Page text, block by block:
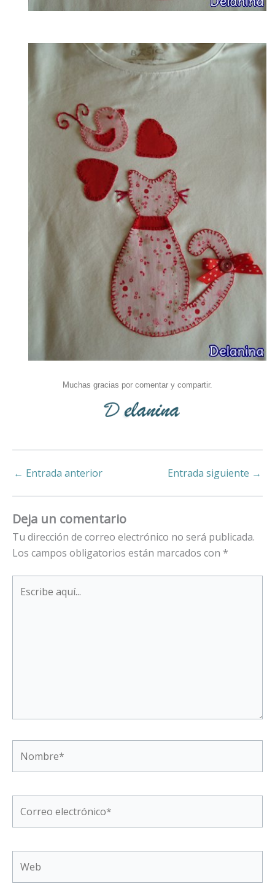
Muchas gracias por comentar y compartir.
← Entrada anterior Entrada siguiente →
Deja un comentario
Tu dirección de correo electrónico no será publicada.
Los campos obligatorios están marcados con *
aquí...
electrónico*